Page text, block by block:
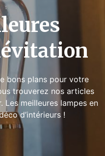
bons plans pour votre
trouverez nos articles
meilleures lampes en
d’intérieurs !